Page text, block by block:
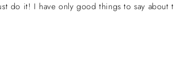
do it! I have only good things to say about